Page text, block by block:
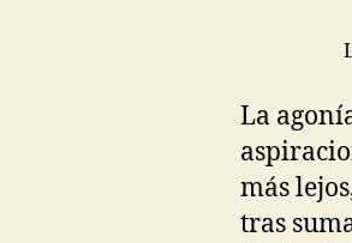
La
más
tras